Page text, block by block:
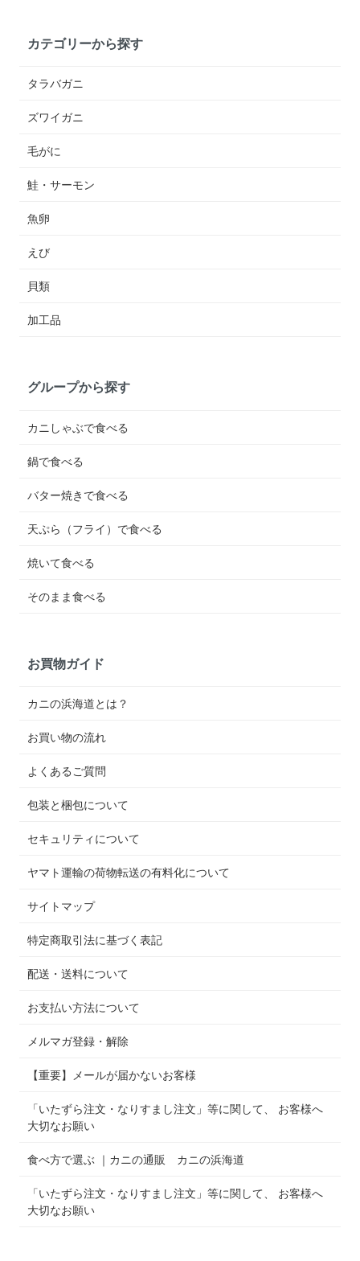
カテゴリーから探す
タラバガニ
ズワイガニ
毛がに
鮭・サーモン
魚卵
えび
貝類
加工品
グループから探す
カニしゃぶで食べる
鍋で食べる
バター焼きで食べる
天ぷら（フライ）で食べる
焼いて食べる
そのまま食べる
お買物ガイド
カニの浜海道とは？
お買い物の流れ
よくあるご質問
包装と梱包について
セキュリティについて
ヤマト運輸の荷物転送の有料化について
サイトマップ
特定商取引法に基づく表記
配送・送料について
お支払い方法について
メルマガ登録・解除
【重要】メールが届かないお客様
「いたずら注文・なりすまし注文」等に関して、 お客様へ
大切なお願い
食べ方で選ぶ ｜カニの通販 カニの浜海道
「いたずら注文・なりすまし注文」等に関して、 お客様へ
大切なお願い